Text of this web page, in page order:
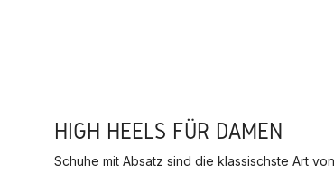
HIGH HEELS FÜR DAMEN
Schuhe mit Absatz sind die klassischste Art